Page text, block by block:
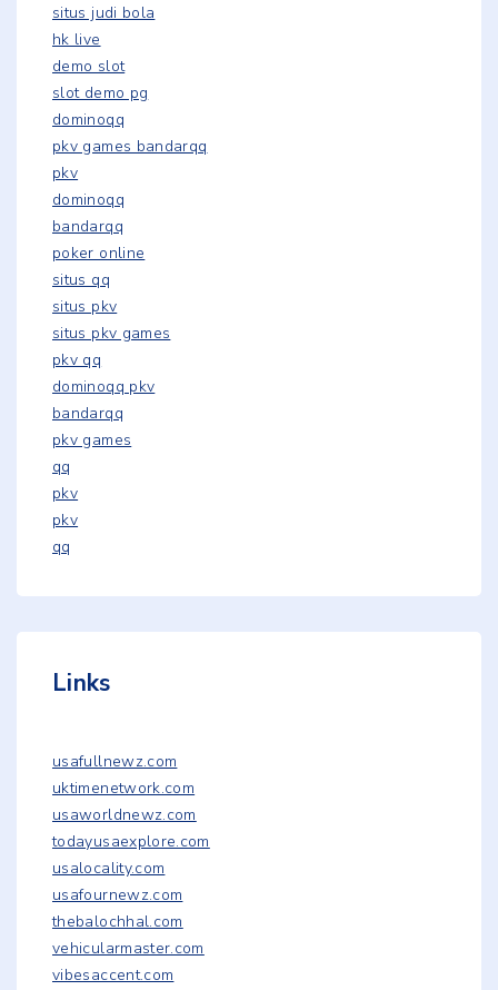
situs judi bola
hk live
demo slot
slot demo pg
dominoqq
pkv games bandarqq
pkv
dominoqq
bandarqq
poker online
situs qq
situs pkv
situs pkv games
pkv qq
dominoqq pkv
bandarqq
pkv games
qq
pkv
pkv
qq
Links
usafullnewz.com
uktimenetwork.com
usaworldnewz.com
todayusaexplore.com
usalocality.com
usafournewz.com
thebalochhal.com
vehicularmaster.com
vibesaccent.com